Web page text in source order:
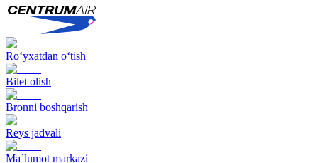
Ro‘yxatdan o‘tish
Bilet olish
Bronni boshqarish
Reys jadvali
Ma`lumot markazi